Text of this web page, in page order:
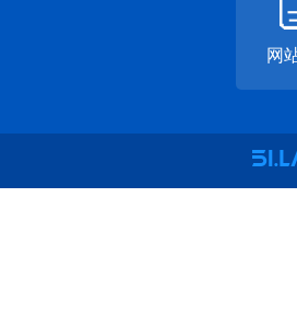
网